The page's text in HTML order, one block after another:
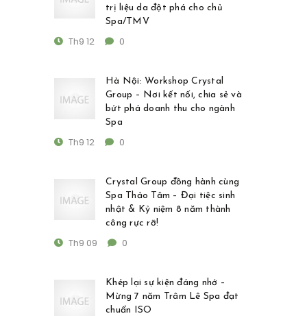
trị liệu da đột phá cho chủ
Spa/TMV
Th9 12 0
Hà Nội: Workshop Crystal
Group – Nơi kết nối, chia sẻ và
bứt phá doanh thu cho ngành
Spa
Th9 12 0
Crystal Group đồng hành cùng
Spa Thảo Tâm – Đại tiệc sinh
nhật & Kỷ niệm 8 năm thành
công rực rỡ!
Th9 09 0
Khép lại sự kiện đáng nhớ –
Mừng 7 năm Trâm Lê Spa đạt
chuẩn ISO